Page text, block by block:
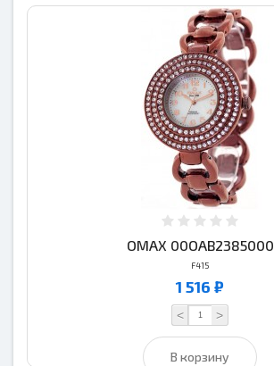
OMAX 00OAB2385000
F415
1 516 ₽
< >
В корзину